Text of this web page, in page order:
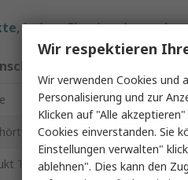
indem Sie ein oder
Phoenix
Typ
Wir respektieren
Wir verwenden Cookies und
Personalisierung und zur
Klicken auf "Alle
Cookies einverstanden. Sie
Einstellungen verwalten"
ablehnen". Dies kann den